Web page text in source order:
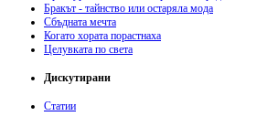
Бракът - тайнство или остаряла мода
Сбъдната мечта
Когато хората порастнаха
Целувката по света
Дискутирани
Статии